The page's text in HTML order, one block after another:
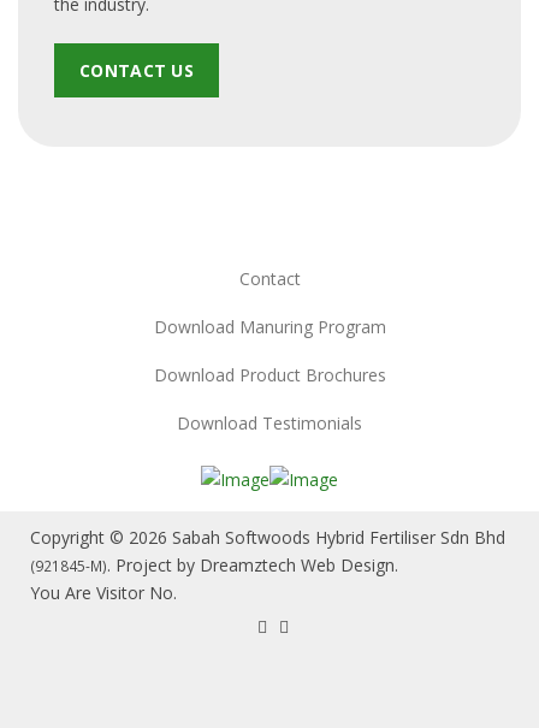
CONTACT US
Contact
Download Manuring Program
Download Product Brochures
Download Testimonials
Copyright © 2026 Sabah Softwoods Hybrid Fertiliser Sdn Bhd
(921845-M). Project by Dreamztech Web Design.
You Are Visitor No.